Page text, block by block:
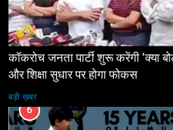
कॉकरोच जनता पार्टी शुरू करेंगी ‘क्या
और शिक्षा सुधार पर होगा फोकस
बड़ी ख़बर
6